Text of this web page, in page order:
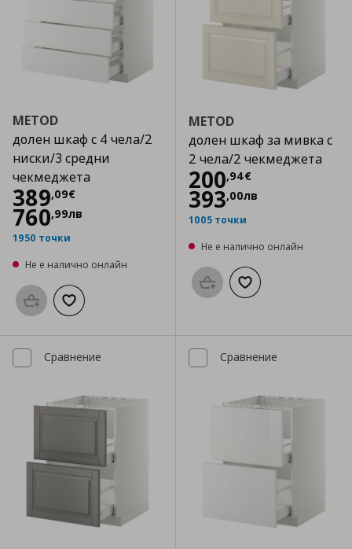
METOD
долен шкаф с 4 чела/2
ниски/3 средни
чекмеджета
389,09€
Цена
760,99лв
1950 точки
Не е налично онлайн
Προσθήκη στο καλάθι
Добави към списъка с любими
METOD
долен шкаф за мивка с
2 чела/2 чекмеджета
200,94€
Цена
393,00лв
1005 точки
Не е налично онлайн
Προσθήκη στο καλάθι
Добави към
Сравнение Сравнение